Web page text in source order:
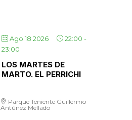
Ago 18 2026 22:00 -
23:00
LOS MARTES DE
MARTO. EL PERRICHI
Parque Teniente Guillermo
Antúnez Mellado